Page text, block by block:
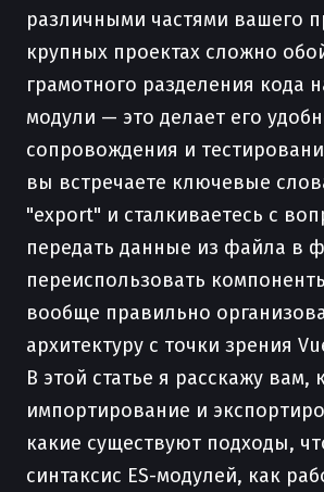
различными частями вашего
крупных проектах сложно
грамотного разделения кода
модули — это делает его
сопровождения и
вы встречаете ключевые
"export" и сталкиваетесь с
передать данные из файла в
переиспользовать
вообще правильно
архитектуру с точки зрения
В этой статье я расскажу вам,
импортирование и
какие существуют подходы,
синтаксис ES-модулей, как